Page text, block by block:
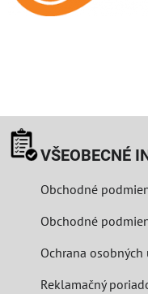
VŠEOBECNÉ
Obchodné
Obchodné
Ochrana
Reklamačný